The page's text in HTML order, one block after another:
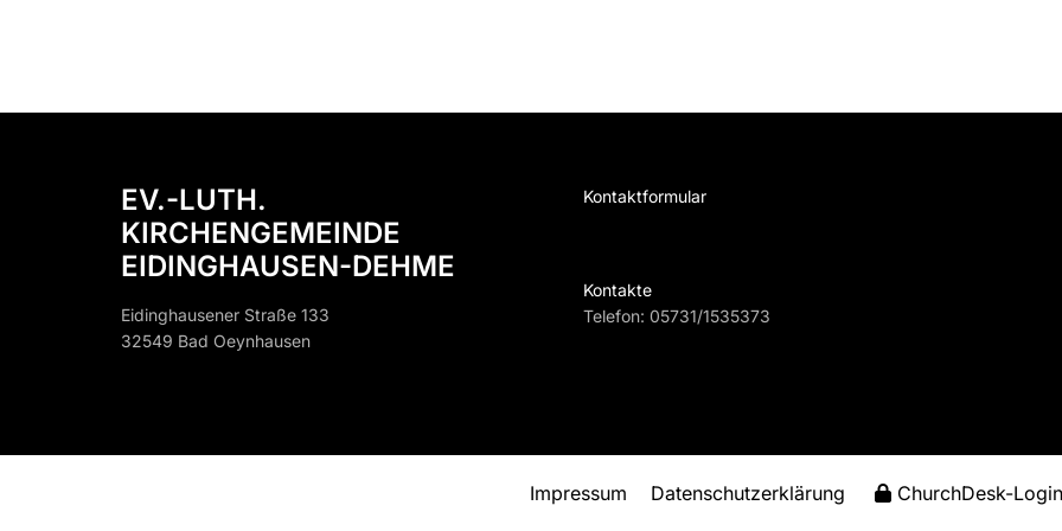
EV.-LUTH.
KIRCHENGEMEINDE
EIDINGHAUSEN-DEHME
Eidinghausener Straße 133
32549 Bad Oeynhausen
Kontaktformular
Kontakte
Telefon: 05731/1535373
Impressum Datenschutzerklärung ChurchDesk-Login